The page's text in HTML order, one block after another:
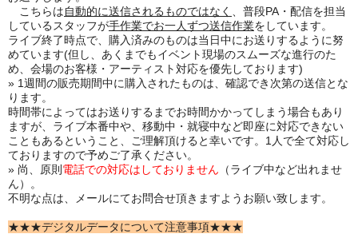
こちらは自動的に送信されるものではなく
、普段PA・配信を担当
しているスタッフが手作業でお一人ずつ送信作業をしています。
ライブ終了時点で、購入済みのものは当日中にお送りするように努
めています(但し、あくまでもイベント現場のスムーズな進行のた
め、会場のお客様・アーティスト対応を優先しております)
» 1週間の販売期間中に購入されたものは、確認でき次第の送信とな
ります。
時間帯によってはお送りするまでお時間かかってしまう場合もあり
ますが、ライブ本番中や、移動中・就寝中など即座に対応できない
こともあるということ、ご理解頂けると幸いです。1人で全て対応し
ておりますので予めご了承ください。
» 尚、原則 電話での対応はしておりません （ライブ中など出れませ
ん）。
不明な点は、メールにてお問合せ頂きますようお願い致します。
★★★デジタルデータについて注意事項★★★